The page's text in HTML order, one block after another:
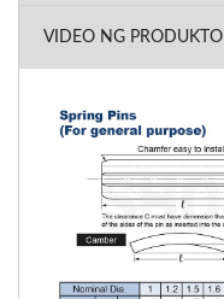
VIDEO NG PRODUKTO